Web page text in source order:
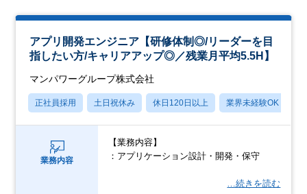
アプリ開発エンジニア【研修体制◎/リーダーを目
指したい方/キャリアアップ◎／残業月平均5.5H】
マンパワーグループ株式会社
正社員採用 土日祝休み 休日120日以上 業界未経験OK
業務内容
【業務内容】
：アプリケーション設計・開発・保守
…続きを読む